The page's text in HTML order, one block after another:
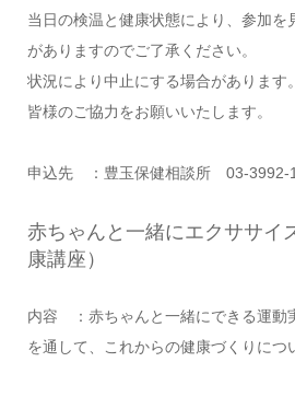
当日の検温と健康状態により、参加を
がありますのでご了承ください。
状況により中止にする場合があります。
皆様のご協力をお願いいたします。
申込先 ：豊玉保健相談所 03-3992-
赤ちゃんと一緒にエクササイ
康講座）
内容 ：赤ちゃんと一緒にできる運動
を通して、これからの健康づくりにつ